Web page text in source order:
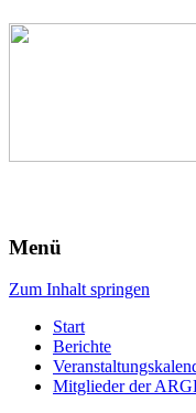
Menü
Zum Inhalt springen
Start
Berichte
Mitglieder der